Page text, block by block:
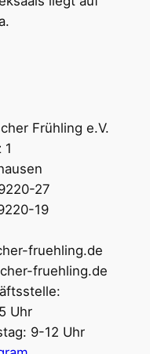
Frühling e.V.
1
27
19
fruehling.de
fruehling.de
Uhr
9-12 Uhr